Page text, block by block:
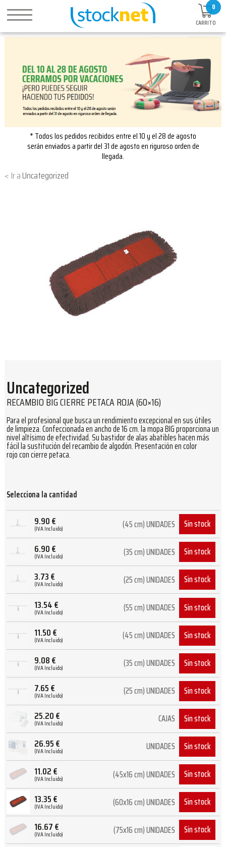
0
CARRITO
* Todos los pedidos recibidos entre el 10 y el 28 de agosto
serán enviados a partir del 31 de agosto en riguroso orden de
llegada.
Uncategorized
Uncategorized
RECAMBIO BIG CIERRE PETACA ROJA (60×16)
Para el profesional que busca un rendimiento excepcional en sus útiles
de limpieza. Confeccionada en ancho de 16 cm. la mopa BIG proporciona un
nivel altísimo de efectividad. Su bastidor de alas abatibles hacen más
fácil la sustitución del recambio de algodón. Presentación en color
rojo con cierre petaca.
Selecciona la cantidad
9.90€
(IVA Incluido) (45 cm) UNIDADES Sin stock
6.90€
(IVA Incluido) (35 cm) UNIDADES Sin stock
3.73€
(IVA Incluido) (25 cm) UNIDADES Sin stock
13.54€
(IVA Incluido) (55 cm) UNIDADES Sin stock
11.50€
(IVA Incluido) (45 cm) UNIDADES Sin stock
9.08€
(IVA Incluido) (35 cm) UNIDADES Sin stock
7.65€
(IVA Incluido) (25 cm) UNIDADES Sin stock
25.20€
(IVA Incluido) CAJAS Sin stock
26.95€
(IVA Incluido) UNIDADES Sin stock
11.02€
(IVA Incluido) (45x16 cm) UNIDADES Sin stock
13.35€
(IVA Incluido) (60x16 cm) UNIDADES Sin stock
16.67€
(IVA Incluido) (75x16 cm) UNIDADES Sin stock